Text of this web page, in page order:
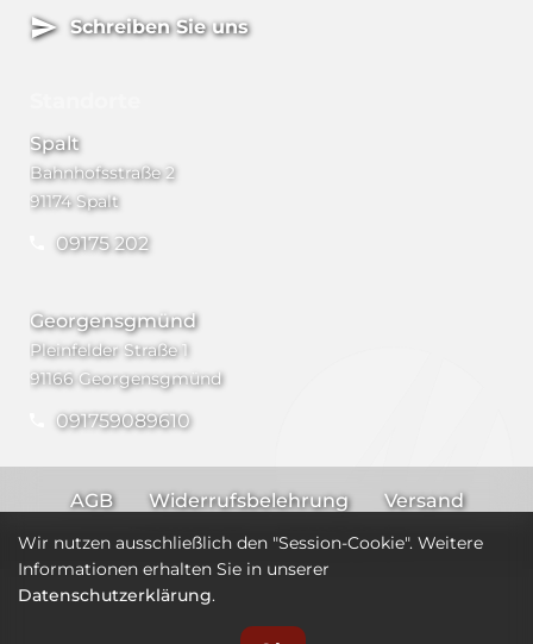
Schreiben Sie uns
Spalt
Bahnhofsstraße 2
91174 Spalt
09175 202
Georgensgmünd
Pleinfelder Straße 1
91166 Georgensgmünd
091759089610
AGB Widerrufsbelehrung
Versand
Impressum
Datenschutz
Wir nutzen ausschließlich den "Session-Cookie". Weitere
Informationen erhalten Sie in unserer
Datenschutzerklärung.